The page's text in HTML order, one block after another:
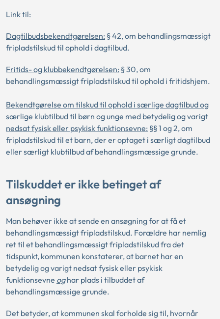
Link til:
Dagtilbudsbekendtgørelsen: § 42, om behandlingsmæssigt
fripladstilskud til ophold i dagtilbud.
Fritids- og klubbekendtgørelsen: § 30, om
behandlingsmæssigt fripladstilskud til ophold i fritidshjem.
Bekendtgørelse om tilskud til ophold i særlige dagtilbud og
særlige klubtilbud til børn og unge med betydelig og varigt
nedsat fysisk eller psykisk funktionsevne: §§ 1 og 2, om
fripladstilskud til et barn, der er optaget i særligt dagtilbud
eller særligt klubtilbud af behandlingsmæssige grunde.
Tilskuddet er ikke betinget af
ansøgning
Man behøver ikke at sende en ansøgning for at få et
behandlingsmæssigt fripladstilskud. Forældre har nemlig
ret til et behandlingsmæssigt fripladstilskud fra det
tidspunkt, kommunen konstaterer, at barnet har en
betydelig og varigt nedsat fysisk eller psykisk
funktionsevne og har plads i tilbuddet af
behandlingsmæssige grunde.
Det betyder, at kommunen skal forholde sig til, hvornår